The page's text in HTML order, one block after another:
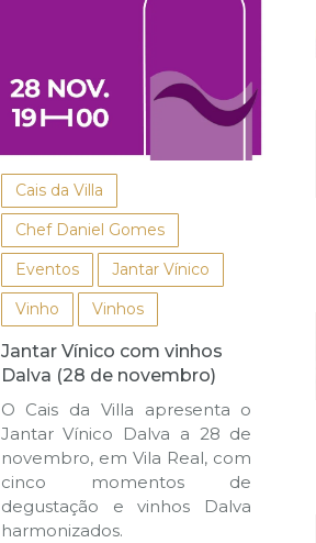
Cais da Villa
Chef Daniel Gomes
Eventos
Jantar Vínico
Vinho
Vinhos
Jantar Vínico com vinhos
Dalva (28 de novembro)
O Cais da Villa apresenta o
Jantar Vínico Dalva a 28 de
novembro, em Vila Real, com
cinco momentos de
degustação e vinhos Dalva
harmonizados.